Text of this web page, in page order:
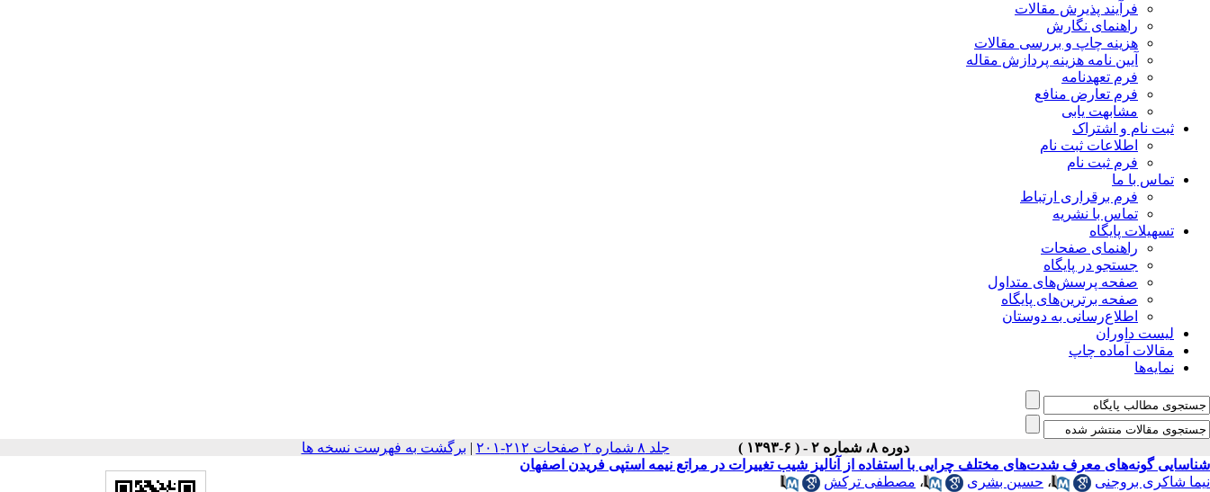
فرآیند پذیرش مقالات
راهنمای نگارش
هزینه چاپ و بررسی مقالات
آیین نامه هزینه پردازش مقاله
فرم تعهدنامه
فرم تعارض منافع
مشابهت یابی
ثبت نام و اشتراک
اطلاعات ثبت نام
فرم ثبت نام
تماس با ما
فرم برقراری ارتباط
تماس با نشریه
تسهیلات پایگاه
راهنمای صفحات
جستجو در پایگاه
صفحه پرسش‌های متداول
صفحه برترین‌های پایگاه
اطلاع‌رسانی به دوستان
لیست داوران
مقالات آماده چاپ
نمایه‌ها
دوره ۸، شماره ۲ - ( ۶-۱۳۹۳ ) جلد ۸ شماره ۲ صفحات ۲۱۲-۲۰۱ | برگشت به فهرست نسخه ها
شناسایی گونه‌های معرف شدت‌های مختلف چرایی با استفاده از آنالیز شیب تغییرات در مراتع نیمه استپی فریدن اصفهان
نیما شاکری بروجنی
، حسین بشری ، مصطفی ترکش